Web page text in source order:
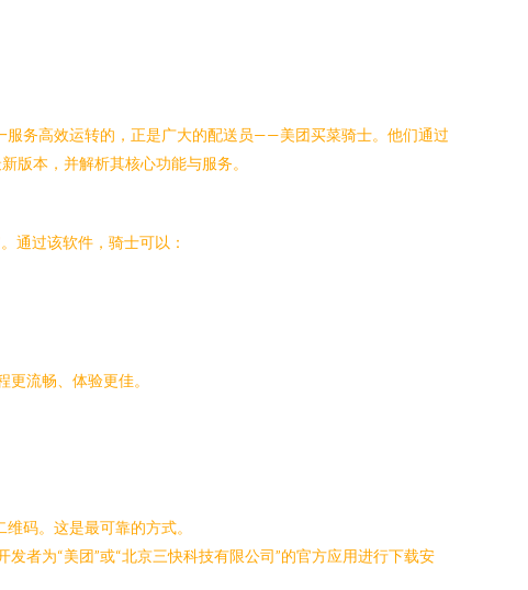
务高效运转的，正是广大的配送员——美团买菜骑士。他们通过
版本，并解析其核心功能与服务。
通过该软件，骑士可以：
流畅、体验更佳。
码。这是最可靠的方式。
者为“美团”或“北京三快科技有限公司”的官方应用进行下载安